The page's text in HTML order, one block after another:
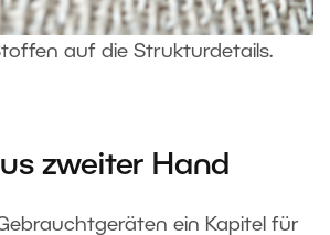
auf die Strukturdetails.
zweiter Hand
ein Kapitel für